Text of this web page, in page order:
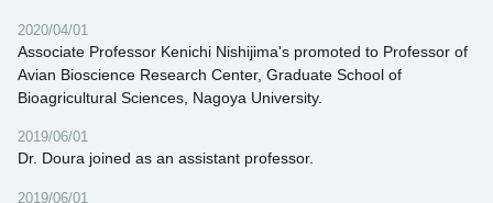
2020/04/01
Associate Professor Kenichi Nishijima's promoted to Professor of
Avian Bioscience Research Center, Graduate School of
Bioagricultural Sciences, Nagoya University.
2019/06/01
Dr. Doura joined as an assistant professor.
2019/06/01